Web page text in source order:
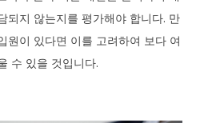
되지 않는지를 평가해야 합니다. 만
원이 있다면 이를 고려하여 보다 여
수 있을 것입니다.